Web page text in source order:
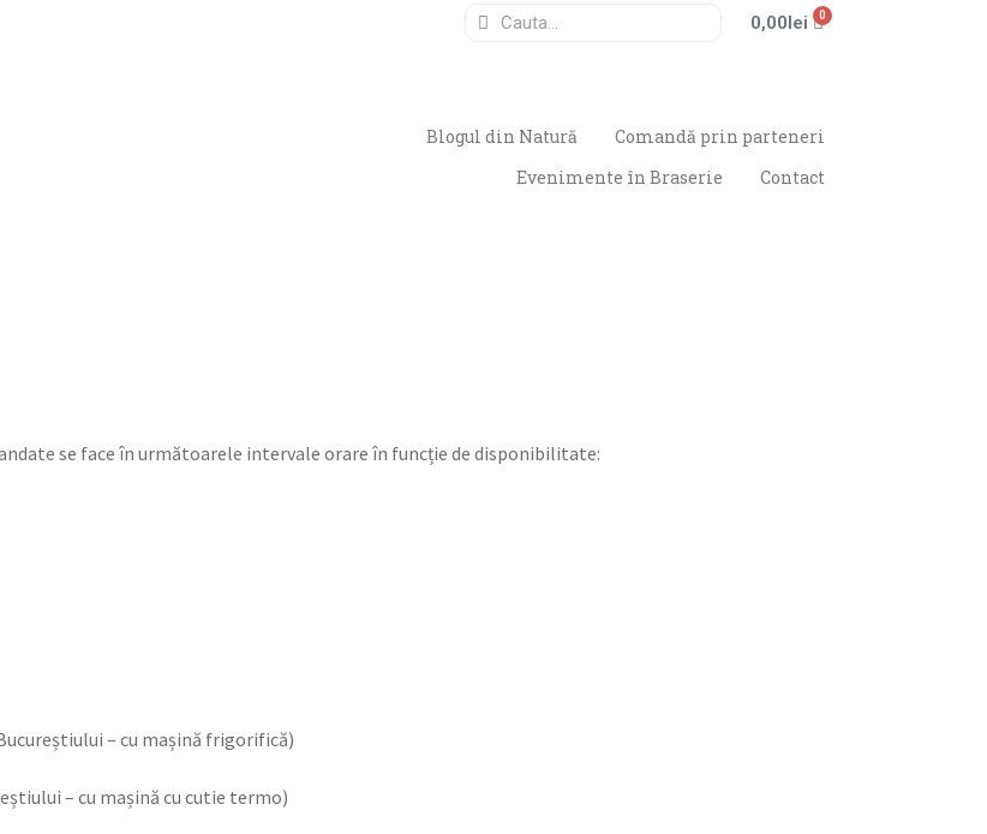
0,00lei 0
Blogul din Natură
Comandă prin parteneri
Evenimente în Braserie
Contact
se face în următoarele intervale orare în funcție de disponibilitate:
– cu mașină frigorifică)
– cu mașină cu cutie termo)